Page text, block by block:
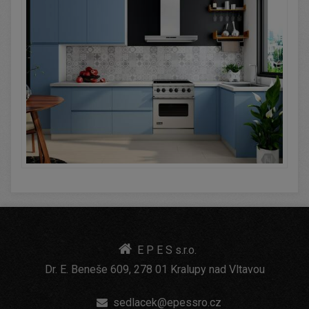
E P E S s.r.o.
Dr. E. Beneše 609, 278 01 Kralupy nad Vltavou
sedlacek@epessro.cz